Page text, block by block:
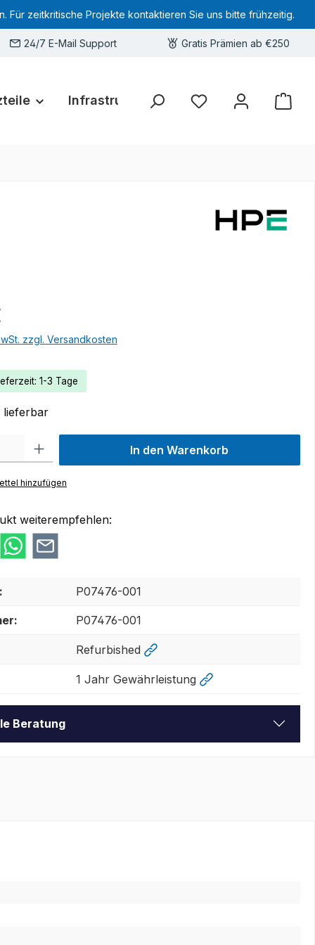
Für zeitkritische Projekte kontaktieren Sie uns bitte frühzeitig.
24/7 E-Mail Support Gratis Prämien ab €250
Infrastruktur Hardware-Deals
Sie haben 0 Produkte
zzgl. Versandkosten
1-3 Tage
den gewünschten Wert ein oder benutze die Schaltflächen um die
In den Warenkorb
hinzufügen
weiterempfehlen:
P07476-001
P07476-001
Refurbished
1 Jahr Gewährleistung
Beratung